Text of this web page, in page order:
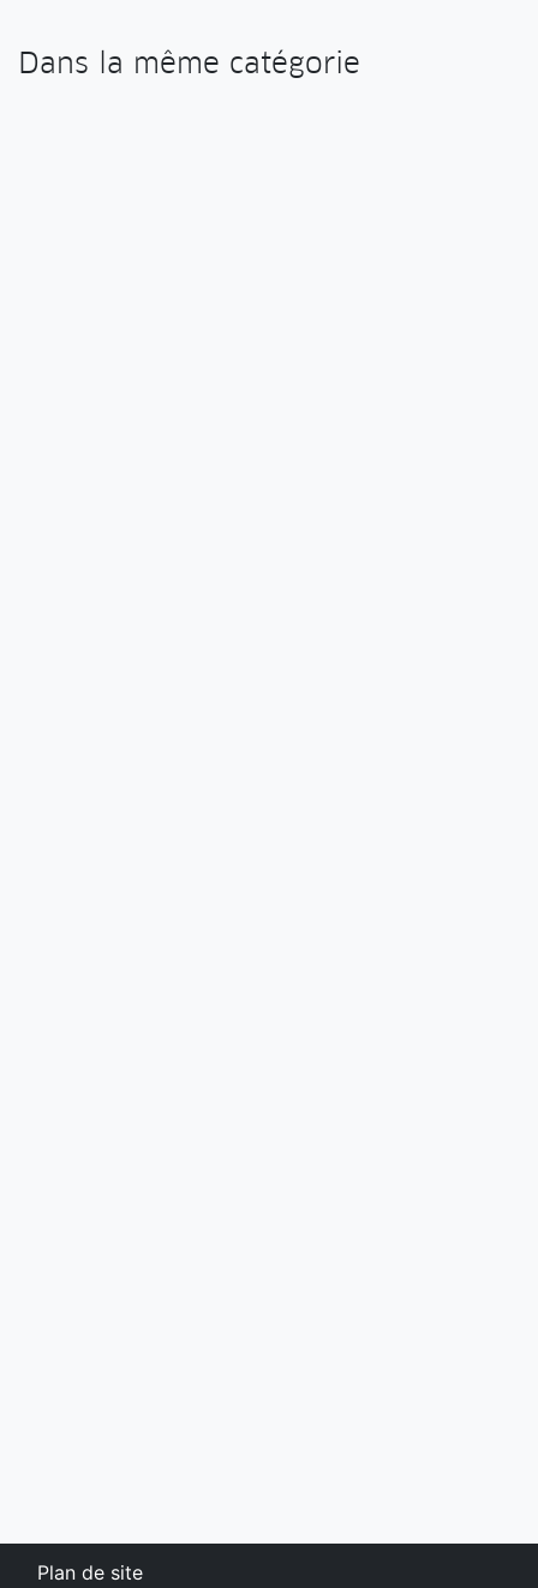
Dans la même catégorie
Plan de site